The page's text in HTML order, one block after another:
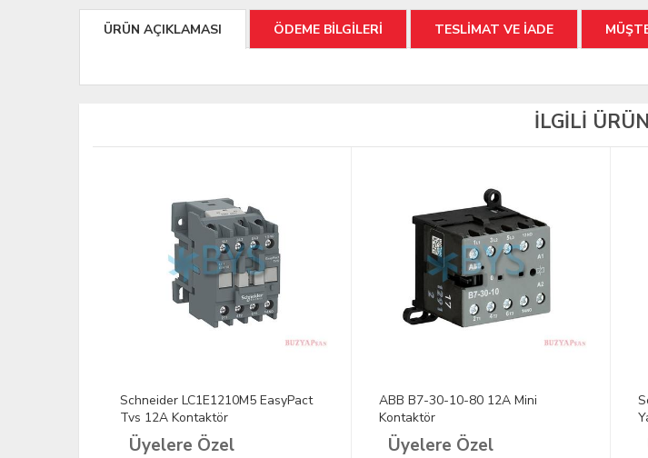
ÜRÜN AÇIKLAMASI ÖDEME BİLGİLERİ TESLİMAT VE İADE
İLGİLİ
Schneider LC1E1210M5 EasyPact
Tvs 12A Kontaktör
Üyelere Özel
ABB B7-30-10-80 12A Mini
Kontaktör
Üyelere Özel